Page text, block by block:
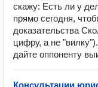
скажу: Есть ли у
прямо сегодня,
доказательства
цифру, а не
дайте оппоненту
Консультации